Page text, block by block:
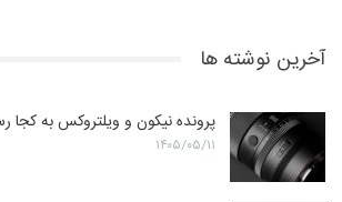
آخرین نوشته ها
پرونده نیکون و ویلتروکس به کجا
۱۴۰۵/۰۵/۱۱